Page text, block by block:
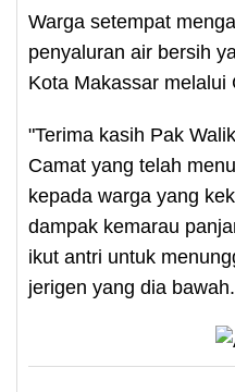
Warga setempat
penyaluran air bersih
Kota Makassar melalui
"Terima kasih Pak
Camat yang telah
kepada warga yang
dampak kemarau
ikut antri untuk
jerigen yang dia bawah.